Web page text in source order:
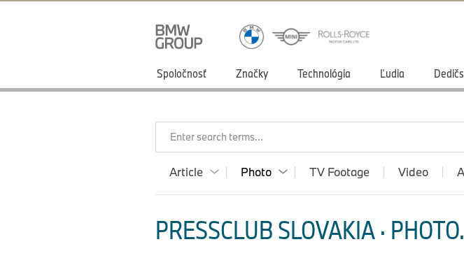
Spoločnosť Značky Technológia Ľudia
Enter search terms...
Article Photo TV Footage Video
PRESSCLUB SLOVAKIA · PHOTO.